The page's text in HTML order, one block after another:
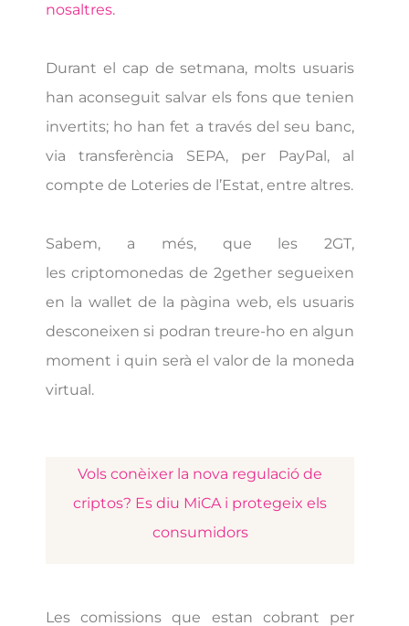
nosaltres.
Durant el cap de setmana, molts usuaris
han aconseguit salvar els fons que tenien
invertits; ho han fet a través del seu banc,
via transferència SEPA, per PayPal, al
compte de Loteries de l’Estat, entre altres.
Sabem, a més, que les 2GT,
les criptomonedas de 2gether segueixen
en la wallet de la pàgina web, els usuaris
desconeixen si podran treure-ho en algun
moment i quin serà el valor de la moneda
virtual.
Vols conèixer la nova regulació de
criptos? Es diu MiCA i protegeix els
consumidors
Les comissions que estan cobrant per